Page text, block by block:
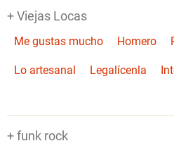
+ Viejas Locas
Me gustas mucho Homero
Lo artesanal Legalícenla
+ funk rock